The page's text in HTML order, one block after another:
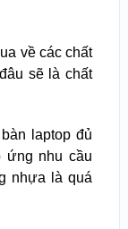
về các chất
sẽ là chất
laptop đủ
ứng nhu cầu
nhựa là quá